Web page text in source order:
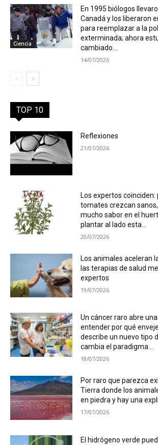
Ciencia
En 1995 biólogos
Canadá y los liberaron
para reemplazar a la
exterminada; ahora
cambiado...
14/07/2026
TOP 10
Reflexiones
21/07/2026
Los expertos coinciden:
tomates crezcan
mucho sabor en el
plantar al lado esta...
20/07/2026
Los animales aceleran
las terapias de salud
expertos
19/07/2026
Un cáncer raro abre
entender por qué
describe un nuevo tipo
cambia el paradigma...
18/07/2026
Por raro que parezca
Tierra donde los
en piedra y hay una
17/07/2026
El hidrógeno verde